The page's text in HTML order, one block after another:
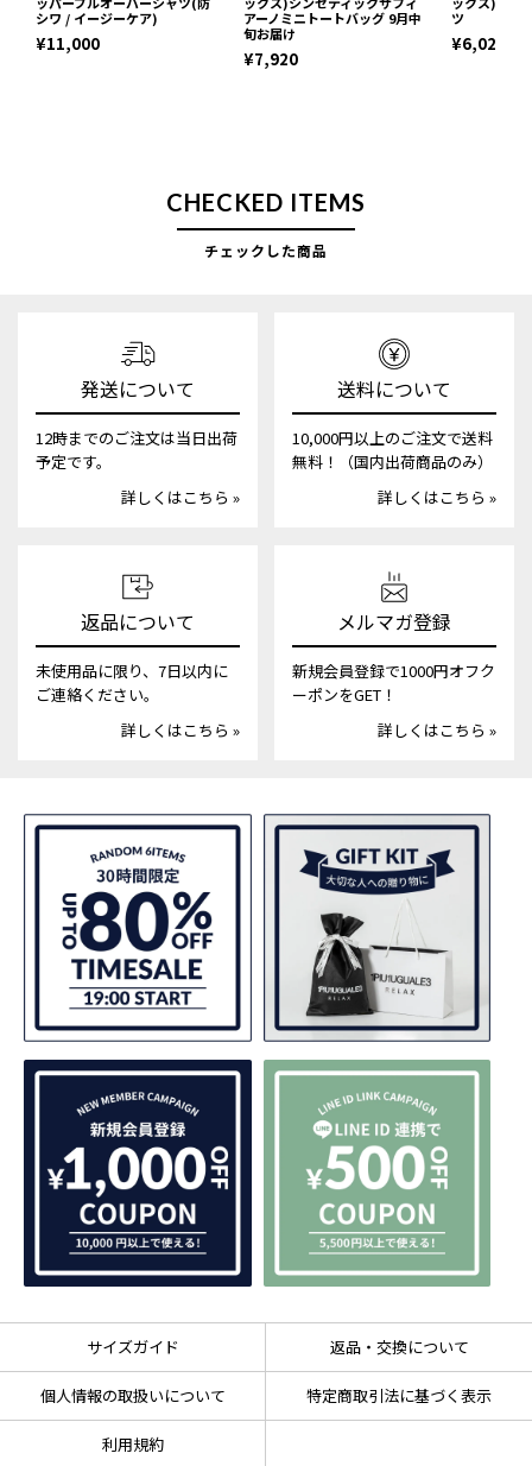
シワ / イージーケア)
¥11,000
アーノミニトートバッグ 9月中
旬お届け
¥7,920
ツ
¥6,029
CHECKED ITEMS
チェックした商品
発送について
12時までのご注文は当日出荷
予定です。
詳しくはこちら »
送料について
10,000円以上のご注文で送料
無料！（国内出荷商品のみ）
詳しくはこちら »
返品について
未使用品に限り、7日以内に
ご連絡ください。
詳しくはこちら »
メルマガ登録
新規会員登録で1000円オフク
ーポンをGET！
詳しくはこちら »
サイズガイド 返品・交換について
個人情報の取扱いについて 特定商取引法に基づく表示
利用規約